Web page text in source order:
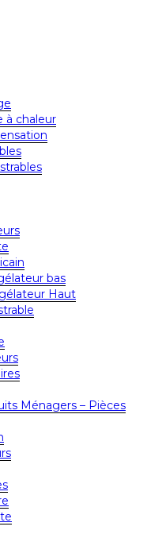
à chaleur
bas
Haut
Ménagers – Pièces